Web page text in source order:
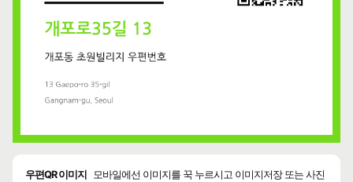
우편QR 이미지
모바일에선 이미지를 꾹 누르시고 이미지저장 또는 사진